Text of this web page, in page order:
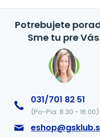
Potrebujete
Sme tu pre
031/701 82 51
(Po-Pia: 8:30 - 16:00)